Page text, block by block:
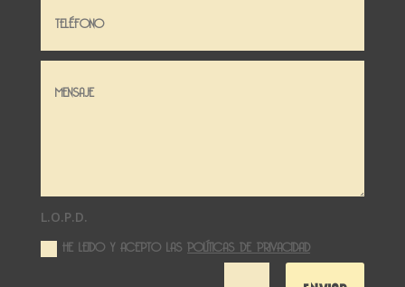
L.O.P.D.
HE LEIDO Y ACEPTO LASPOLÍTICAS DE PRIVACIDAD